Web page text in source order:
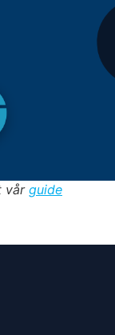
vår guide